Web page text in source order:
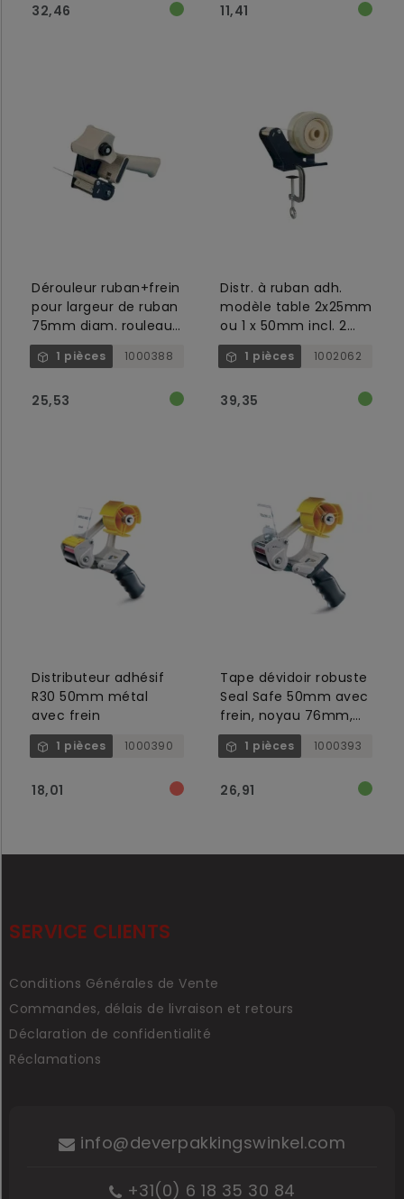
32,46 11,41
Dérouleur ruban+frein
pour largeur de ruban
75mm diam. rouleau
ruban max.140mm
cœur 76mm blanc+bl
1 pièces 1000388
25,53
Distr. à ruban adh.
modèle table 2x25mm
ou 1 x 50mm incl. 2
cœur modèle B3TC
1 pièces 1002062
39,35
Distributeur adhésif
R30 50mm métal
avec frein
1 pièces 1000390
18,01
Tape dévidoir robuste
Seal Safe 50mm avec
frein, noyau 76mm,
gris/jaune
1 pièces 1000393
26,91
SERVICE CLIENTS
Conditions Générales de Vente
Commandes, délais de livraison et retours
Déclaration de confidentialité
Réclamations
info@deverpakkingswinkel.com
+31(0) 6 18 35 30 84